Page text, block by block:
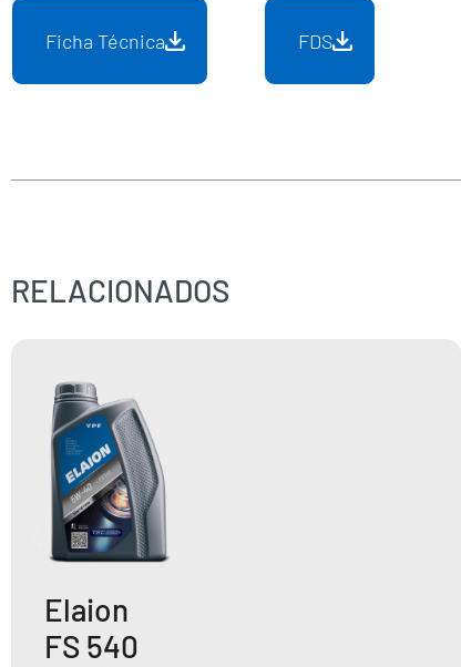
Ficha Técnica FDS
RELACIONADOS
Elaion
FS 540